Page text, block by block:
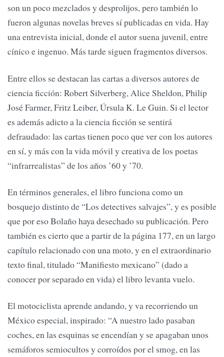
son un poco mezclados y desprolijos, pero también lo
fueron algunas novelas breves sí publicadas en vida. Hay
una entrevista inicial, donde el autor suena juvenil, entre
cínico e ingenuo. Más tarde siguen fragmentos diversos.
Entre ellos se destacan las cartas a diversos autores de
ciencia ficción: Robert Silverberg, Alice Sheldon, Philip
José Farmer, Fritz Leiber, Úrsula K. Le Guin. Si el lector
es además adicto a la ciencia ficción se sentirá
defraudado: las cartas tienen poco que ver con los autores
en sí, y más con la vida móvil y creativa de los poetas
“infrarrealistas” de los años ’60 y ’70.
En términos generales, el libro funciona como un
bosquejo distinto de “Los detectives salvajes”, y es posible
que por eso Bolaño haya desechado su publicación. Pero
también es cierto que a partir de la página 177, en un largo
capítulo relacionado con una moto, y en el extraordinario
texto final, titulado “Manifiesto mexicano” (dado a
conocer por separado en vida) el libro levanta vuelo.
El motociclista aprende andando, y va recorriendo un
México especial, inspirado: “A nuestro lado pasaban
coches, en las esquinas se encendían y se apagaban unos
semáforos semiocultos y corroídos por el smog, en las